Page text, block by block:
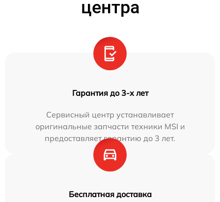
центра
Гарантия до 3-х лет
Сервисный центр устанавливает
оригинальные запчасти техники MSI и
предоставляет гарантию до 3 лет.
Бесплатная доставка